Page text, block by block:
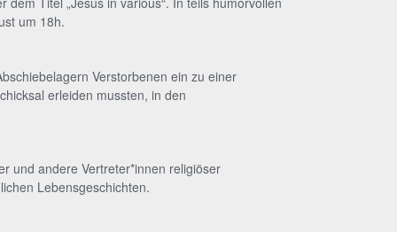
um 18h.
Verstorbenen ein zu einer
erleiden mussten, in den
und andere Vertreter*innen religiöser
Lebensgeschichten.